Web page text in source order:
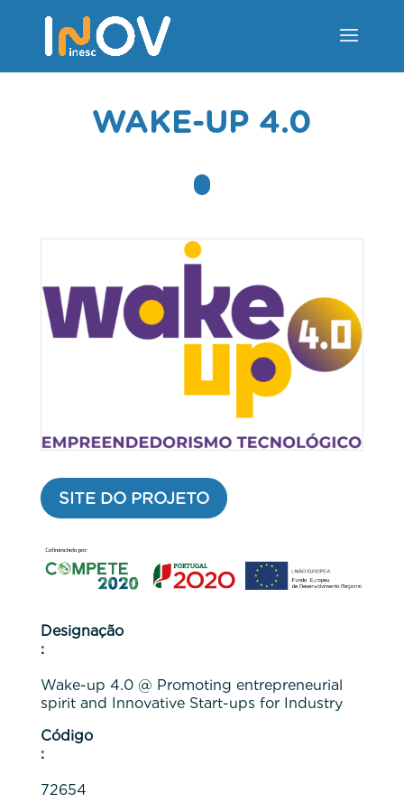
WAKE-UP 4.0
SITE DO PROJETO
Designação
:
Wake-up 4.0 @ Promoting entrepreneurial
spirit and Innovative Start-ups for Industry
Código
:
72654